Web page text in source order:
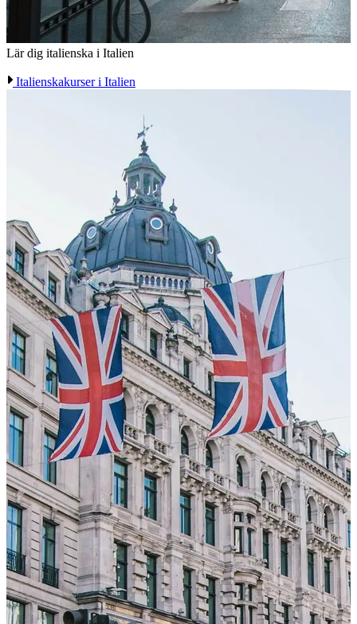
Lär dig italienska i Italien
Italienskakurser i Italien